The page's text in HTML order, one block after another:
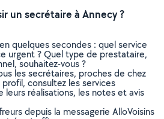
un secrétaire à Annecy ?
quelques secondes : quel service
urgent ? Quel type de prestataire,
souhaitez-vous ?
les secrétaires, proches de chez
consultez les services
leurs réalisations, les notes et avis
depuis la messagerie AlloVoisins